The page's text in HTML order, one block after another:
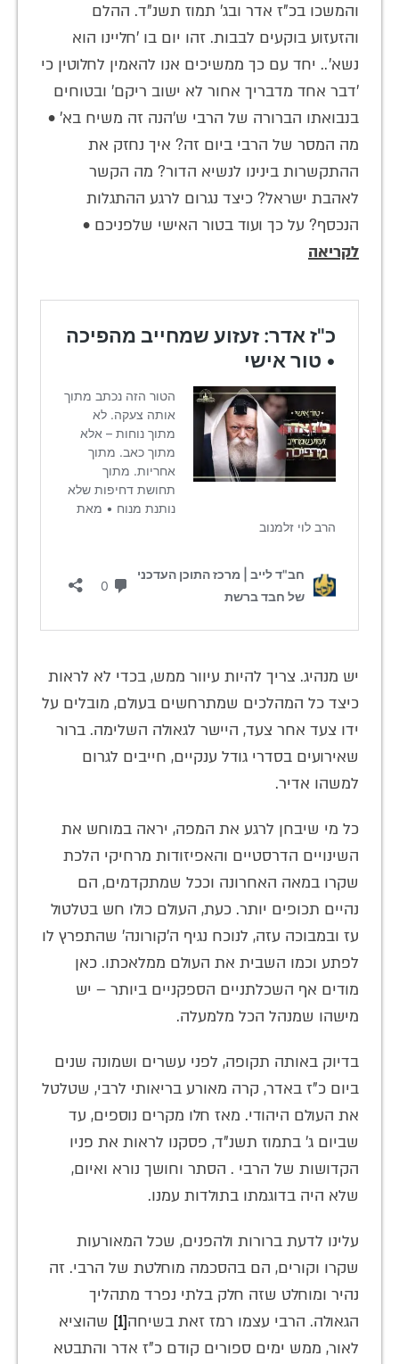
והמשכו בכ"ז אדר ובג' תמוז תשנ"ד. ההלם
והזעזוע בוקעים לבבות. זהו יום בו 'חליינו הוא
נשא'.. יחד עם כך ממשיכים אנו להאמין לחלוטין כי
'דבר אחד מדבריך אחור לא ישוב ריקם' ובטוחים
בנבואתו הברורה של הרבי ש'הנה זה משיח בא' •
מה המסר של הרבי ביום זה? איך נחזק את
ההתקשרות בינינו לנשיא הדור? מה הקשר
לאהבת ישראל? כיצד נגרום לרגע ההתגלות
הנכסף? על כך ועוד בטור האישי שלפניכם •
לקריאה
יש מנהיג. צריך להיות עיוור ממש, בכדי לא לראות
כיצד כל המהלכים שמתרחשים בעולם, מובלים על
ידו צעד אחר צעד, היישר לגאולה השלימה. ברור
שאירועים בסדרי גודל ענקיים, חייבים לגרום
למשהו אדיר.
כל מי שיבחן לרגע את המפה, יראה במוחש את
השינויים הדרסטיים והאפיזודות מרחיקי הלכת
שקרו במאה האחרונה וככל שמתקדמים, הם
נהיים תכופים יותר. כעת, העולם כולו חש בטלטול
עז ובמבוכה עזה, לנוכח נגיף ה'קורונה' שהתפרץ לו
לפתע וכמו השבית את העולם ממלאכתו. כאן
מודים אף השכלתניים הספקניים ביותר – יש
מישהו שמנהל הכל מלמעלה.
בדיוק באותה תקופה, לפני עשרים ושמונה שנים
ביום כ"ז באדר, קרה מאורע בריאותי לרבי, שטלטל
את העולם היהודי. מאז חלו מקרים נוספים, עד
שביום ג' בתמוז תשנ"ד, פסקנו לראות את פניו
הקדושות של הרבי . הסתר וחושך נורא ואיום,
שלא היה בדוגמתו בתולדות עמנו.
עלינו לדעת ברורות ולהפנים, שכל המאורעות
שקרו וקורים, הם בהסכמה מוחלטת של הרבי. זה
נהיר ומוחלט שזה חלק בלתי נפרד מתהליך
הגאולה. הרבי עצמו רמז זאת בשיחה[1]
שהוציא
לאור, ממש ימים ספורים קודם כ"ז אדר והתבטא